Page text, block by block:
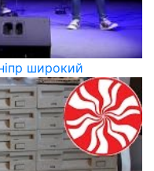
широкий